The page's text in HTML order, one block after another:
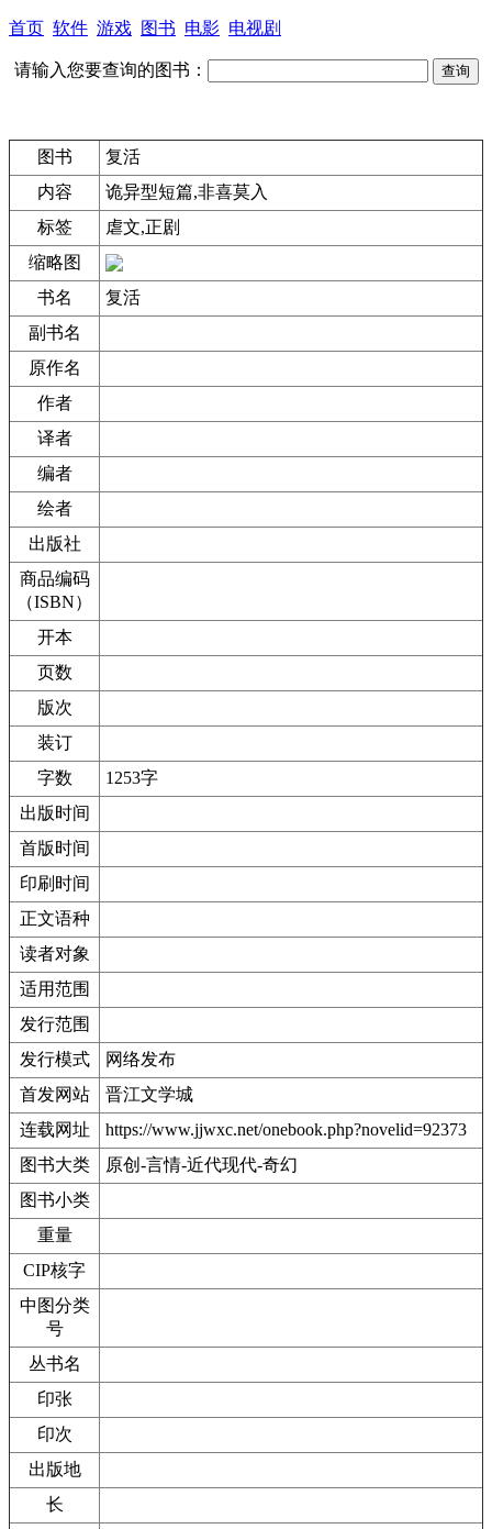
首页 软件 游戏 图书 电影 电视剧
请输入您要查询的图书：
图书
复活
内容
诡异型短篇,非喜莫入
标签
虐文,正剧
缩略图
书名
复活
副书名
原作名
作者
译者
编者
绘者
出版社
商品编码
（ISBN）
开本
页数
版次
装订
字数
1253字
出版时间
首版时间
印刷时间
正文语种
读者对象
适用范围
发行范围
发行模式
网络发布
首发网站
晋江文学城
连载网址
https://www.jjwxc.net/onebook.php?novelid=92373
图书大类
原创-言情-近代现代-奇幻
图书小类
重量
CIP核字
中图分类
号
丛书名
印张
印次
出版地
长